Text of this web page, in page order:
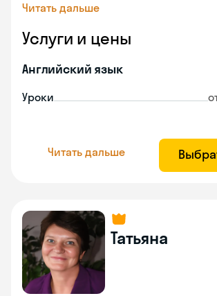
Читать дальше
Услуги и цены
Английский язык
Уроки
Читать дальше
Татьяна